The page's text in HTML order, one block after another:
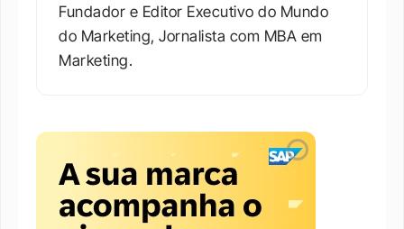
Fundador e Editor Executivo do Mundo
do Marketing, Jornalista com MBA em
Marketing.